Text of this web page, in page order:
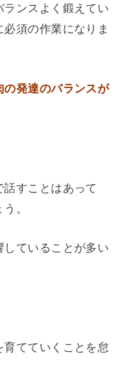
ンスよく鍛えてい
須の作業になりま
の発達のバランスが
すことはあって
。
ていることが多い
育てていくことを怠